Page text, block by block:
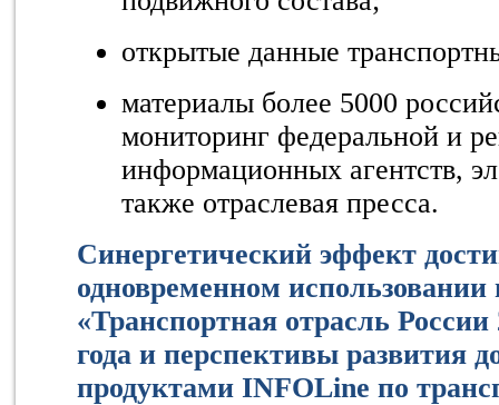
открытые данные
материалы более 5000
мониторинг федеральной и
информационных агентств,
также отраслевая пресса.
Синергетический эффект
одновременном использовании
«Транспортная отрасль России
года и перспективы развития
продуктами INFOLine по